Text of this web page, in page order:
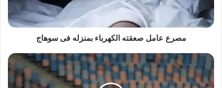
سوهاج
مصرع عامل صعقته الكهرباء بمنزله فى سوهاج
الزمالك
يفوز
على